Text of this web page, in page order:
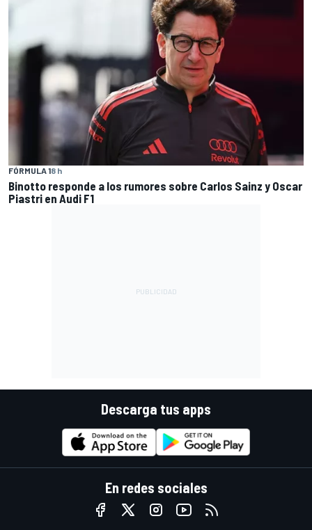
FÓRMULA 18 h
Binotto responde a los rumores sobre Carlos Sainz y Oscar
Piastri en Audi F1
Descarga tus apps
En redes sociales